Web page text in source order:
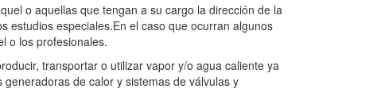
o aquellas que tengan a su cargo la dirección de la
estudios especiales.En el caso que ocurran algunos
o los profesionales.
transportar o utilizar vapor y/o agua caliente ya
de calor y sistemas de válvulas y